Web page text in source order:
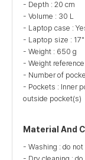
- Depth : 20 cm
- Volume : 30 L
- Laptop case :
- Laptop size : 17"
- Weight : 650 g
- Weight
- Number of
- Pockets : Inner
outside pocket(s)
Material And
- Washing : do